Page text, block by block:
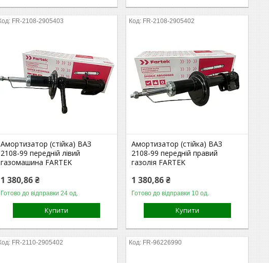
FR-2108-2905403
Амортизатор (стійка) ВАЗ
2108-99 передній лівий
газомашина FARTEK
1 380,86 ₴
Готово до відправки 24 од.
Купити
FR-2108-2905402
Амортизатор (стійка) ВАЗ
2108-99 передній правий
газолія FARTEK
1 380,86 ₴
Готово до відправки 10 од.
Купити
FR-2110-2905402 FR-96226990